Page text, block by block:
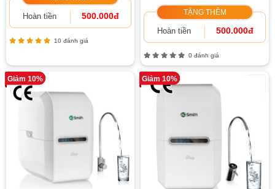
Hoàn tiền 500.000đ
10 đánh giá
TẶNG THÊM
Hoàn tiền 500.000đ
0 đánh giá
Giảm 10% Giảm 10%